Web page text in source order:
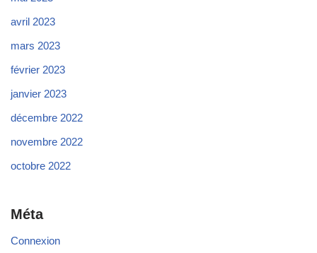
avril 2023
mars 2023
février 2023
janvier 2023
décembre 2022
novembre 2022
octobre 2022
Méta
Connexion